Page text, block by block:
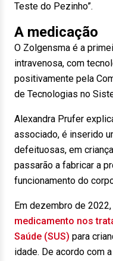
Teste do Pezinho”.
A medicação
O Zolgensma é a
intravenosa, com
positivamente pela
de Tecnologias no
Alexandra Prufer
associado, é inserido
defeituosas, em
passarão a fabricar a
funcionamento do
Em dezembro de
medicamento nos
Saúde (SUS) para
idade. De acordo com